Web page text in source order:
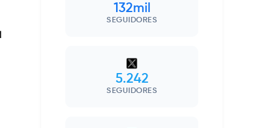
132mil
SEGUIDORES
5.242
SEGUIDORES